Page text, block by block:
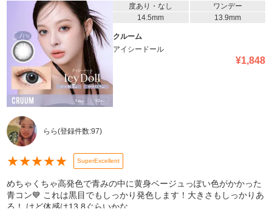
度あり・なし
ワンデー
14.5mm
13.9mm
クルーム
アイシードール
¥1,848
らら(登録件数:97)
★★★★★ SuperExcellent
めちゃくちゃ高発色で青みの中に黄身ベージュっぽい色がかかった
青コン💙 これは黒目でもしっかり発色します！大きさもしっかりあ
る！ けど体感は13.8ぐらいかな。